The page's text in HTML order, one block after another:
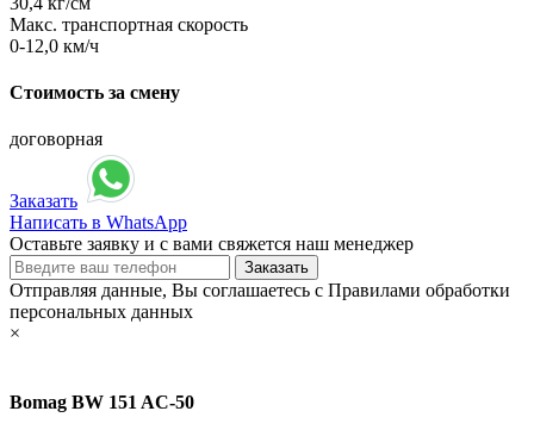
Макс. транспортная скорость
0-12,0 км/ч
Стоимость за смену
договорная
Заказать
Написать в WhatsApp
Оставьте заявку и с вами свяжется наш менеджер
Отправляя данные, Вы соглашаетесь с Правилами обработки
персональных данных
×
Bomag BW 151 AC-50